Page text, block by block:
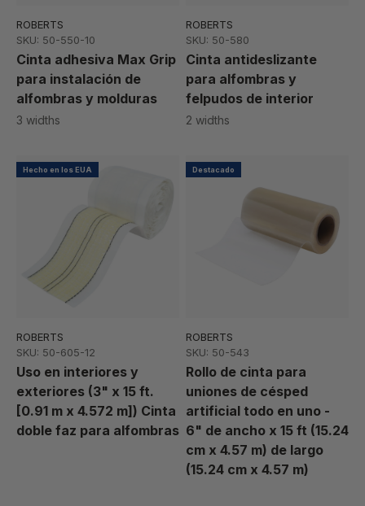
ROBERTS
SKU: 50-550-10
Cinta adhesiva Max Grip
para instalación de
alfombras y molduras
3 widths
ROBERTS
SKU: 50-580
Cinta antideslizante
para alfombras y
felpudos de interior
2 widths
Hecho en los EUA
ROBERTS
SKU: 50-605-12
Uso en interiores y
exteriores (3" x 15 ft.
[0.91 m x 4.572 m]) Cinta
doble faz para alfombras
Destacado
ROBERTS
SKU: 50-543
Rollo de cinta para
uniones de césped
artificial todo en uno -
6" de ancho x 15 ft (15.24
cm x 4.57 m) de largo
(15.24 cm x 4.57 m)